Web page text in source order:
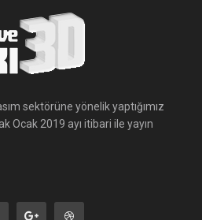
sektörüne yönelik yaptığımız
Ocak 2019 ayı itibari ile yayın